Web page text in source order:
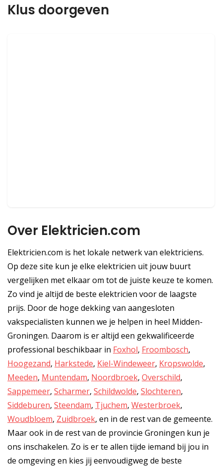
Klus doorgeven
Over Elektricien.com
Elektricien.com is het lokale netwerk van elektriciens.
Op deze site kun je elke elektricien uit jouw buurt
vergelijken met elkaar om tot de juiste keuze te komen.
Zo vind je altijd de beste elektricien voor de laagste
prijs. Door de hoge dekking van aangesloten
vakspecialisten kunnen we je helpen in heel Midden-
Groningen. Daarom is er altijd een gekwalificeerde
professional beschikbaar in Foxhol, Froombosch,
Hoogezand, Harkstede, Kiel-Windeweer, Kropswolde,
Meeden, Muntendam, Noordbroek, Overschild,
Sappemeer, Scharmer, Schildwolde, Slochteren,
Siddeburen, Steendam, Tjuchem, Westerbroek,
Woudbloem, Zuidbroek, en in de rest van de gemeente.
Maar ook in de rest van de provincie Groningen kun je
ons inschakelen. Zo is er te allen tijde iemand bij jou in
de omgeving en kies jij eenvoudigweg de beste